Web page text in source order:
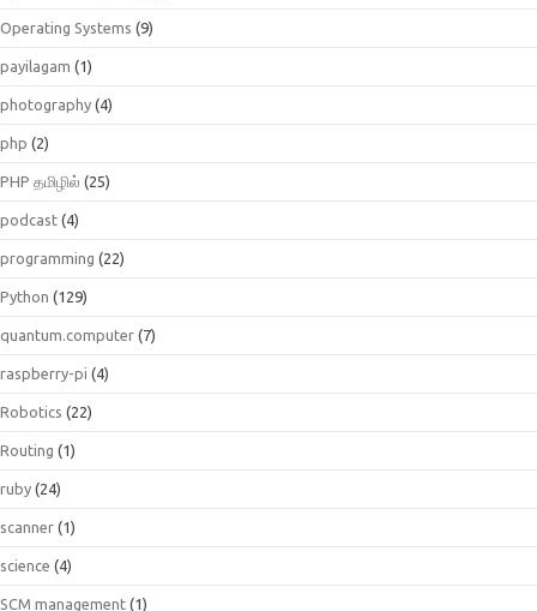
Operating Systems (9)
payilagam (1)
photography (4)
php (2)
PHP தமிழில் (25)
podcast (4)
programming (22)
Python (129)
quantum.computer (7)
raspberry-pi (4)
Robotics (22)
Routing (1)
ruby (24)
scanner (1)
science (4)
SCM management (1)